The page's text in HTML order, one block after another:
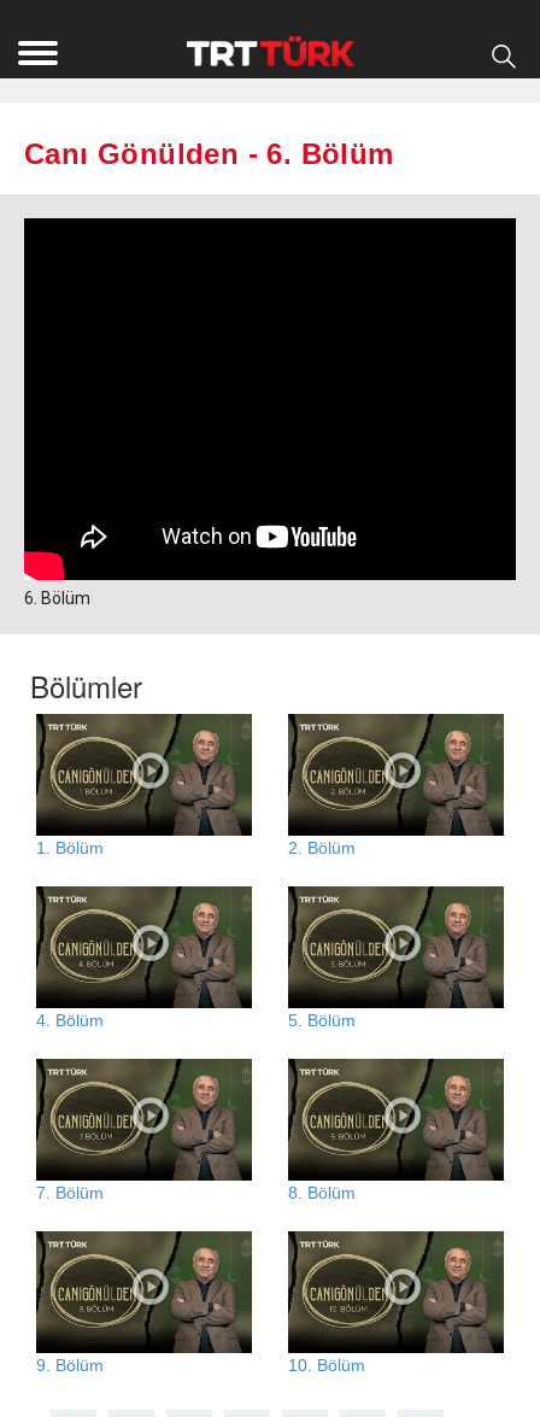
Canı Gönülden - 6. Bölüm
6. Bölüm
Bölümler
1. Bölüm 2. Bölüm
4. Bölüm 5. Bölüm
7. Bölüm 8. Bölüm
9. Bölüm 10. Bölüm